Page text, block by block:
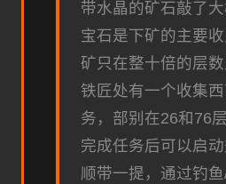
带水晶的矿石敲了大
宝石是下矿的主要
矿只在整十倍的层
铁匠处有一个收集
务，部别在26和76
完成任务后可以启动
顺带一提，通过钓